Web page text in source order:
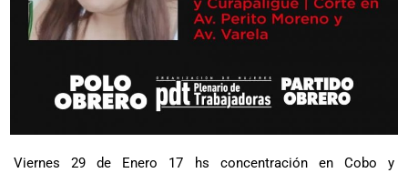
Viernes 29 de Enero 17 hs concentración en Cobo y